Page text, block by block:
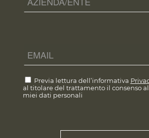
Previa lettura dell’informativa
al titolare del trattamento il consenso
miei dati personali